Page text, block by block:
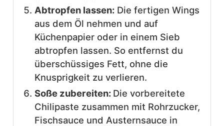
Abtropfen lassen:Die fertigen Wings
aus dem Öl nehmen und auf
Küchenpapier oder in einem Sieb
abtropfen lassen. So entfernst du
überschüssiges Fett, ohne die
Knusprigkeit zu verlieren.
Soße zubereiten: Die vorbereitete
Chilipaste zusammen mit Rohrzucker,
Fischsauce und Austernsauce in